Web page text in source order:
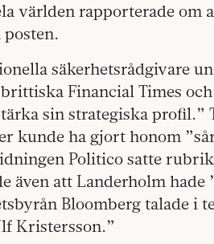
världen rapporterade om
säkerhetsrådgivare
Financial Times
sin strategiska profil.”
kunde ha gjort honom
Politico satte
även att Landerholm hade
Bloomberg talade i
Kristersson.”